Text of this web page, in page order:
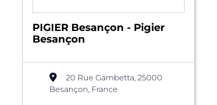
PIGIER Besançon - Pigier
Besançon
20 Rue Gambetta, 25000
Besançon, France